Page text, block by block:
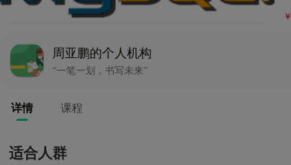
￥
周亚鹏的个人机构
“一笔一划，书写未来”
详情 课程
适合人群